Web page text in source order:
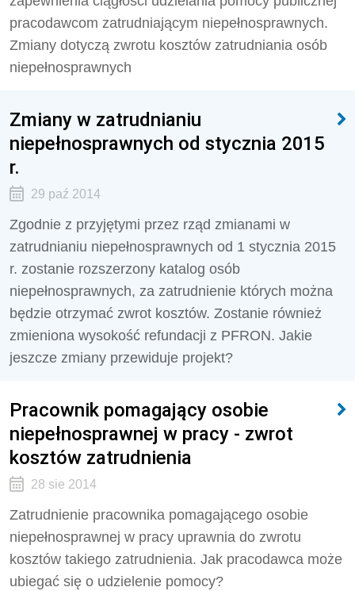
pracodawcom zatrudniającym niepełnosprawnych.
Zmiany dotyczą zwrotu kosztów zatrudniania osób
niepełnosprawnych
Zmiany w zatrudnianiu
niepełnosprawnych od stycznia 2015
r.
29 paź 2014
Zgodnie z przyjętymi przez rząd zmianami w
zatrudnianiu niepełnosprawnych od 1 stycznia 2015
r. zostanie rozszerzony katalog osób
niepełnosprawnych, za zatrudnienie których można
będzie otrzymać zwrot kosztów. Zostanie również
zmieniona wysokość refundacji z PFRON. Jakie
jeszcze zmiany przewiduje projekt?
Pracownik pomagający osobie
niepełnosprawnej w pracy - zwrot
kosztów zatrudnienia
28 sie 2014
Zatrudnienie pracownika pomagającego osobie
niepełnosprawnej w pracy uprawnia do zwrotu
kosztów takiego zatrudnienia. Jak pracodawca może
ubiegać się o udzielenie pomocy?